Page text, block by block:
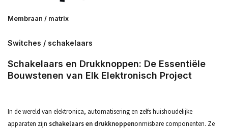
Membraan / matrix
Switches / schakelaars
Schakelaars en Drukknoppen: De Essentiële
Bouwstenen van Elk Elektronisch Project
In de wereld van elektronica, automatisering en zelfs huishoudelijke
apparaten zijn schakelaars en drukknoppenonmisbare componenten. Ze